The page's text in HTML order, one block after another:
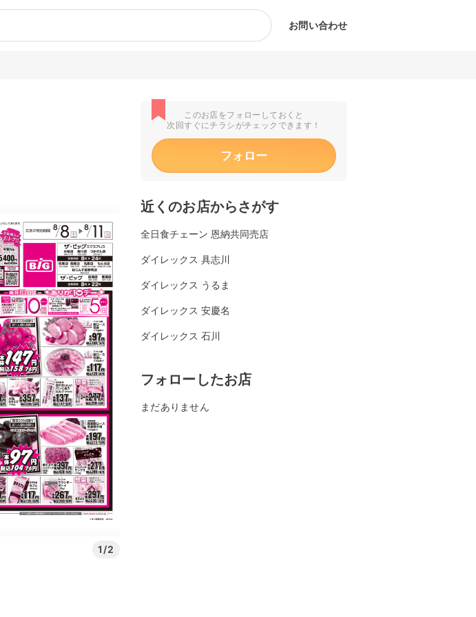
お問い合わせ
1/2
このお店をフォローしておくと
次回すぐにチラシがチェックできます！
フォロー
近くのお店からさがす
全日食チェーン 恩納共同売店
ダイレックス 具志川
ダイレックス うるま
ダイレックス 安慶名
ダイレックス 石川
フォローしたお店
まだありません